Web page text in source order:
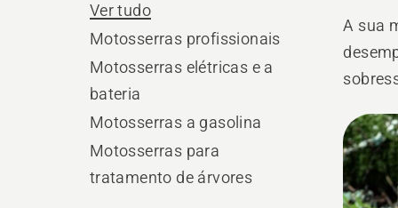
Ver tudo
Motosserras profissionais
Motosserras elétricas e a
bateria
Motosserras a gasolina
Motosserras para
tratamento de árvores
A sua
os